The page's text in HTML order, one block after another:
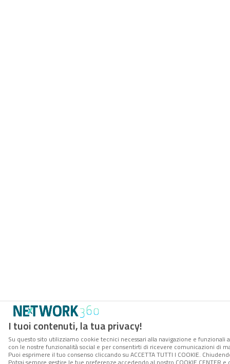
I tuoi contenuti, la tua privacy!
Su questo sito utilizziamo cookie tecnici necessari alla navigazione e
con le nostre funzionalità social e per consentirti di ricevere comunicazioni di
Puoi esprimere il tuo consenso cliccando su ACCETTA TUTTI I COOKIE.